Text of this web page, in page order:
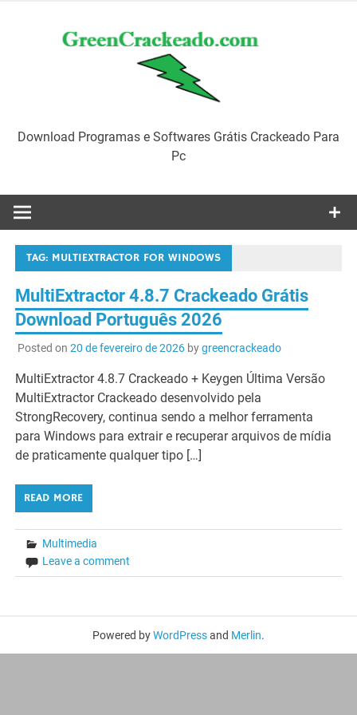
Download Programas e Softwares Grátis Crackeado Para
Pc
TAG: MULTIEXTRACTOR FOR WINDOWS
MultiExtractor 4.8.7 Crackeado Grátis
Download Português 2026
Posted on 20 de fevereiro de 2026bygreencrackeado
MultiExtractor 4.8.7 Crackeado + Keygen Última Versão
MultiExtractor Crackeado desenvolvido pela
StrongRecovery, continua sendo a melhor ferramenta
para Windows para extrair e recuperar arquivos de mídia
de praticamente qualquer tipo […]
READ MORE
Multimedia
Leave a comment
Powered byWordPressand Merlin.